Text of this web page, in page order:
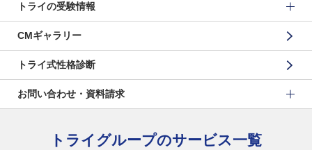
トライの受験情報
CMギャラリー
トライ式性格診断
お問い合わせ・資料請求
トライグループのサービス一覧